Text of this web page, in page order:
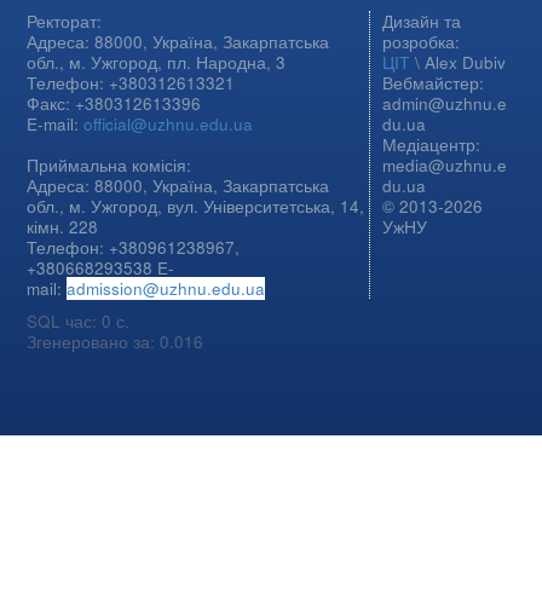
Ректорат:
Адреса: 88000, Україна, Закарпатська
обл., м. Ужгород, пл. Народна, 3
Телефон: +380312613321
Факс: +380312613396
E-mail:official@uzhnu.edu.ua
Приймальна комісія:
Адреса: 88000, Україна, Закарпатська
обл., м. Ужгород, вул. Університетська, 14,
кімн. 228
Телефон: +380961238967,
+380668293538 E-
mail:admission@uzhnu.edu.ua
Дизайн та
розробка:
ЦІТ \ Alex Dubiv
Вебмайстер:
admin@uzhnu.e
du.ua
Медіацентр:
media@uzhnu.e
du.ua
© 2013-2026
УжНУ
SQL час: 0 с.
Згенеровано за: 0.016